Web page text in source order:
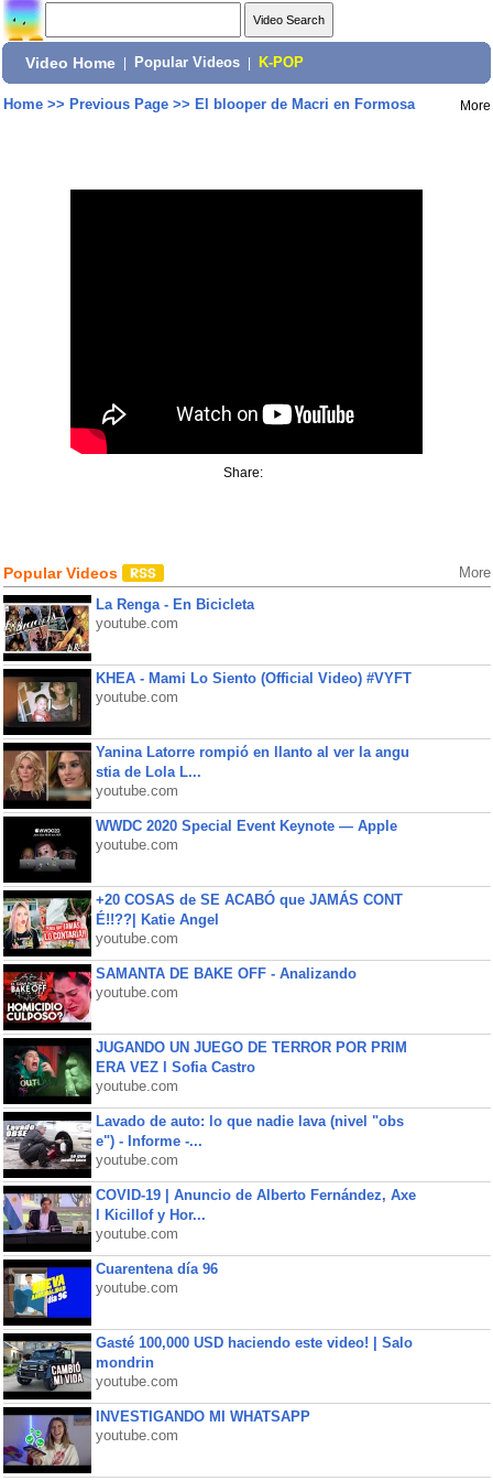
Video Home Popular Videos K-POP
Home>> Previous Page>> El blooper de Macri en Formosa More
Share:
Popular Videos More
La Renga - En Bicicleta
youtube.com
KHEA - Mami Lo Siento (Official Video) #VYFT
youtube.com
Yanina Latorre rompió en llanto al ver la angu
stia de Lola L...
youtube.com
WWDC 2020 Special Event Keynote — Apple
youtube.com
+20 COSAS de SE ACABÓ que JAMÁS CONT
É!!??| Katie Angel
youtube.com
SAMANTA DE BAKE OFF - Analizando
youtube.com
JUGANDO UN JUEGO DE TERROR POR PRIM
ERA VEZ l Sofia Castro
youtube.com
Lavado de auto: lo que nadie lava (nivel "obs
e") - Informe -...
youtube.com
COVID-19 | Anuncio de Alberto Fernández, Axe
l Kicillof y Hor...
youtube.com
Cuarentena día 96
youtube.com
Gasté 100,000 USD haciendo este video! | Salo
mondrin
youtube.com
INVESTIGANDO MI WHATSAPP
youtube.com